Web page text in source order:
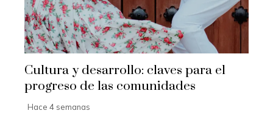
Cultura y desarrollo: claves para el
progreso de las comunidades
Hace 4 semanas